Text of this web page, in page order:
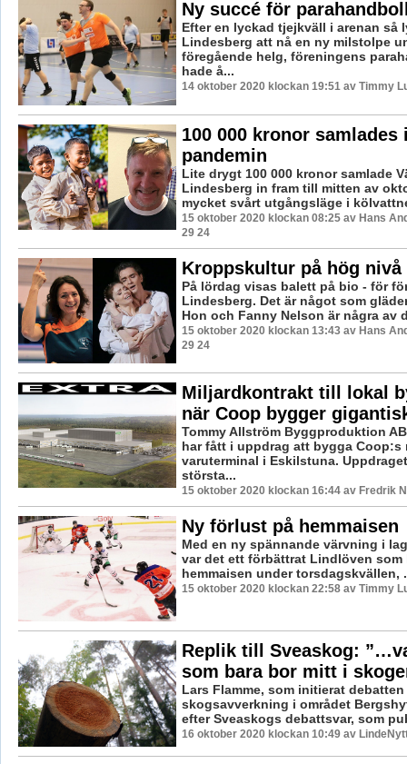
Ny succé för
Efter en lyckad tjejkväll i arenan så
Lindesberg att nå en ny milstolpe
föregående helg, föreningens
hade å...
14 oktober 2020 klockan 19:51 av Timmy
100 000 kronor samlades
pandemin
Lite drygt 100 000 kronor samlade
Lindesberg in fram till mitten av
mycket svårt utgångsläge i
15 oktober 2020 klockan 08:25 av Hans
29 24
Kroppskultur på hög nivå
På lördag visas balett på bio - för
Lindesberg. Det är något som
Hon och Fanny Nelson är några av
15 oktober 2020 klockan 13:43 av Hans
29 24
Miljardkontrakt till lokal
när Coop bygger
Tommy Allström Byggproduktion
har fått i uppdrag att bygga Coop:s
varuterminal i Eskilstuna.
största...
15 oktober 2020 klockan 16:44 av Fredrik
Ny förlust på hemmaisen
Med en ny spännande värvning i
var det ett förbättrat Lindlöven som
hemmaisen under torsdagskvällen,
15 oktober 2020 klockan 22:58 av Timmy
Replik till Sveaskog:
som bara bor mitt i
Lars Flamme, som initierat
skogsavverkning i området
efter Sveaskogs debattsvar, som
16 oktober 2020 klockan 10:49 av